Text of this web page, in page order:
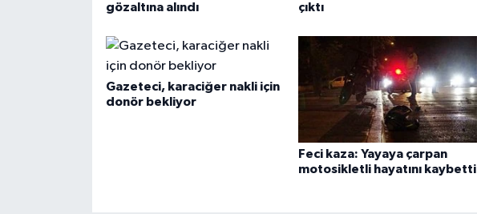
gözaltına alındı
çıktı
Gazeteci, karaciğer nakli için
donör bekliyor
Feci kaza: Yayaya çarpan
motosikletli hayatını kaybetti